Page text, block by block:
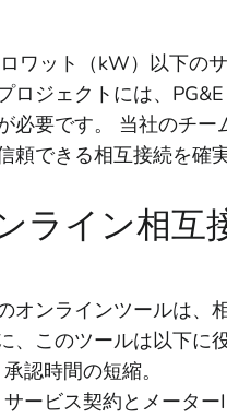
ワット（kW）以下の
ロジェクトには、
必要です。 当社のチ
頼できる相互接続を確
ライン相互
オンラインツールは、
、このツールは以下に
承認時間の短縮。
サービス契約とメータ